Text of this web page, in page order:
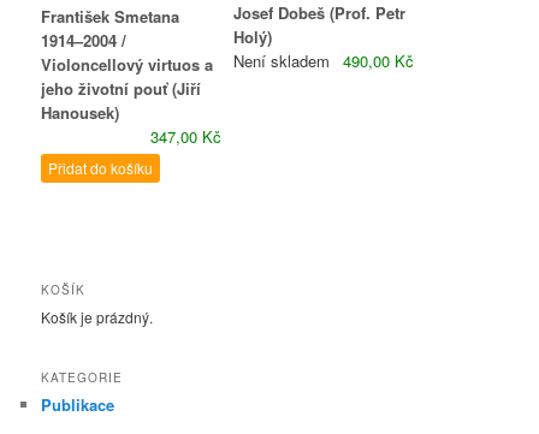
František Smetana
1914–2004 /
Violoncellový virtuos a
jeho životní pouť (Jiří
Hanousek)
347,00 Kč
Přidat do košíku
Josef Dobeš (Prof. Petr
Holý)
490,00 Kč
Není skladem
KOŠÍK
Košík je prázdný.
KATEGORIE
Publikace